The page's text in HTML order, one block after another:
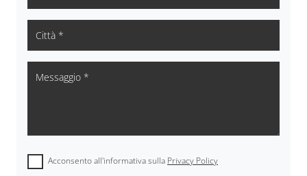
Acconsento all'informativa sulla Privacy Policy